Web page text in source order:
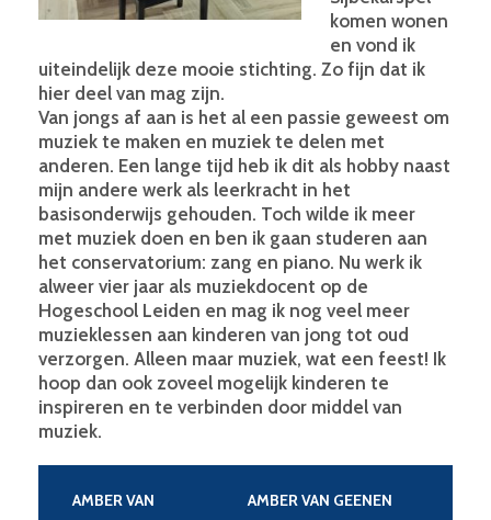
komen wonen
en vond ik
uiteindelijk deze mooie stichting. Zo fijn dat ik
hier deel van mag zijn.
Van jongs af aan is het al een passie geweest om
muziek te maken en muziek te delen met
anderen. Een lange tijd heb ik dit als hobby naast
mijn andere werk als leerkracht in het
basisonderwijs gehouden. Toch wilde ik meer
met muziek doen en ben ik gaan studeren aan
het conservatorium: zang en piano. Nu werk ik
alweer vier jaar als muziekdocent op de
Hogeschool Leiden en mag ik nog veel meer
muzieklessen aan kinderen van jong tot oud
verzorgen. Alleen maar muziek, wat een feest! Ik
hoop dan ook zoveel mogelijk kinderen te
inspireren en te verbinden door middel van
muziek.
AMBER VAN
AMBER VAN GEENEN